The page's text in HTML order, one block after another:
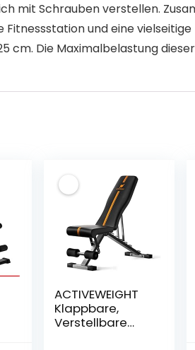
mit Schrauben verstellen.
und eine
cm. Die Maximalbelastung
ACTIVEWEIGHT
Klappbare,
Verstellbare